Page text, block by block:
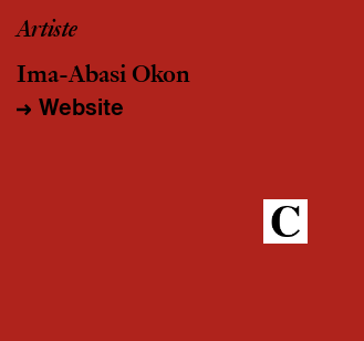
Artiste
Ima-Abasi Okon
Website